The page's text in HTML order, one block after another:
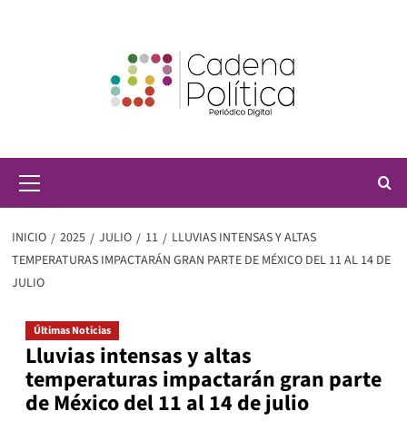
principal
INICIO 2025 JULIO 11
LLUVIAS INTENSAS Y ALTAS
TEMPERATURAS IMPACTARÁN GRAN PARTE DE MÉXICO DEL 11 AL 14 DE
JULIO
Últimas Noticias
Lluvias intensas y altas
temperaturas impactarán gran parte
de México del 11 al 14 de julio